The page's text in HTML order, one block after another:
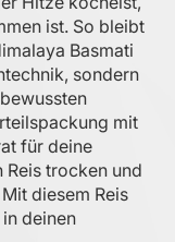
ist. So bleibt
Basmati
sondern
mit
für deine
Reis trocken und
diesem Reis
deinen